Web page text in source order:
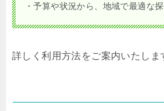
・予算や状況から、地域で最適な
詳しく利用方法をご案内いたしま